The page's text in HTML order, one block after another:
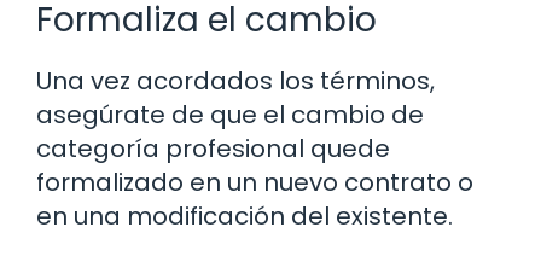
Formaliza el cambio
Una vez acordados los términos,
asegúrate de que el cambio de
categoría profesional quede
formalizado en un nuevo contrato o
en una modificación del existente.